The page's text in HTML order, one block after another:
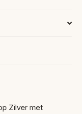
Zilver met